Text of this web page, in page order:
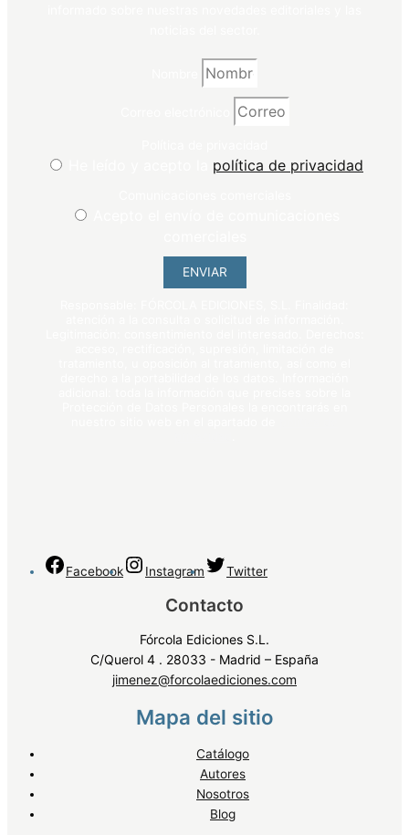
política de privacidad
ENVIAR
Facebook Instagram Twitter
Contacto
Fórcola Ediciones S.L.
C/Querol 4 . 28033 - Madrid – España
jimenez@forcolaediciones.com
Mapa del sitio
Catálogo
Autores
Nosotros
Blog